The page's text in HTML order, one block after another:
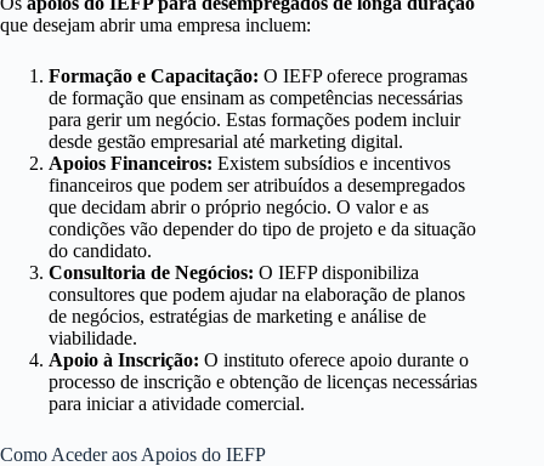
que desejam abrir uma empresa incluem:
Formação e Capacitação: O IEFP oferece programas
de formação que ensinam as competências necessárias
para gerir um negócio. Estas formações podem incluir
desde gestão empresarial até marketing digital.
Apoios Financeiros: Existem subsídios e incentivos
financeiros que podem ser atribuídos a desempregados
que decidam abrir o próprio negócio. O valor e as
condições vão depender do tipo de projeto e da situação
do candidato.
Consultoria de Negócios: O IEFP disponibiliza
consultores que podem ajudar na elaboração de planos
de negócios, estratégias de marketing e análise de
viabilidade.
Apoio à Inscrição: O instituto oferece apoio durante o
processo de inscrição e obtenção de licenças necessárias
para iniciar a atividade comercial.
Como Aceder aos Apoios do IEFP